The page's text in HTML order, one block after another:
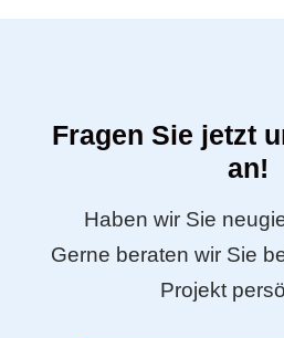
Fragen Sie jetzt
an!
Haben wir Sie
Gerne beraten wir Sie
Projekt